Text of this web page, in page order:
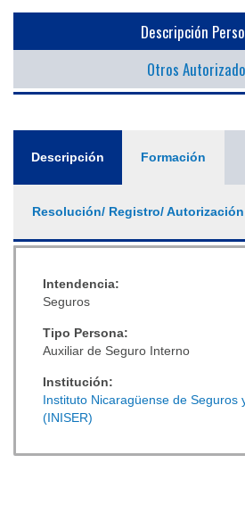
Descripción
Otros
Descripción (solapaFormación
Resolución/ Registro/ Autorización
Intendencia:
Seguros
Tipo Persona:
Auxiliar de Seguro Interno
Institución:
Instituto Nicaragüense de Seguros
(INISER)